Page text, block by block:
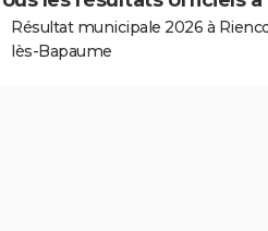
Résultat municipale 2026 à
lès-Bapaume